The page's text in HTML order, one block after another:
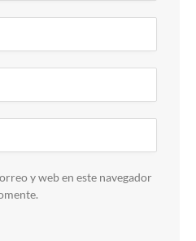
y web en este navegador